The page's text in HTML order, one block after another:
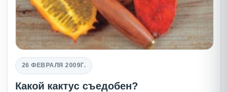
26 ФЕВРАЛЯ 2009Г.
Какой кактус съедобен?